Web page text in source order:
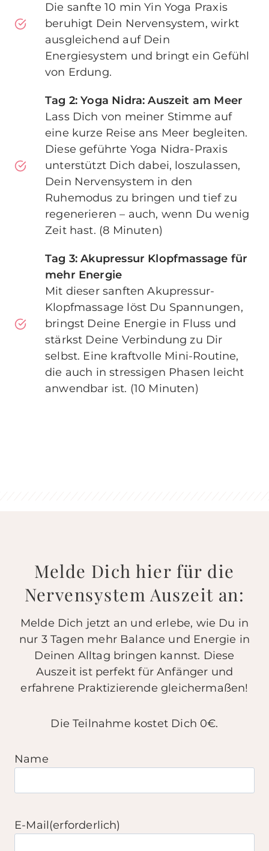
Die sanfte 10 min Yin Yoga Praxis
beruhigt Dein Nervensystem, wirkt
ausgleichend auf Dein
Energiesystem und bringt ein Gefühl
von Erdung.
Tag 2: Yoga Nidra: Auszeit am Meer
Lass Dich von meiner Stimme auf
eine kurze Reise ans Meer begleiten.
Diese geführte Yoga Nidra-Praxis
unterstützt Dich dabei, loszulassen,
Dein Nervensystem in den
Ruhemodus zu bringen und tief zu
regenerieren – auch, wenn Du wenig
Zeit hast. (8 Minuten)
Tag 3: Akupressur Klopfmassage für
mehr Energie
Mit dieser sanften Akupressur-
Klopfmassage löst Du Spannungen,
bringst Deine Energie in Fluss und
stärkst Deine Verbindung zu Dir
selbst. Eine kraftvolle Mini-Routine,
die auch in stressigen Phasen leicht
anwendbar ist. (10 Minuten)
Melde Dich hier für die
Nervensystem Auszeit an:
Melde Dich jetzt an und erlebe, wie Du in
nur 3 Tagen mehr Balance und Energie in
Deinen Alltag bringen kannst. Diese
Auszeit ist perfekt für Anfänger und
erfahrene Praktizierende gleichermaßen!
Die Teilnahme kostet Dich 0€.
Name
E-Mail(erforderlich)